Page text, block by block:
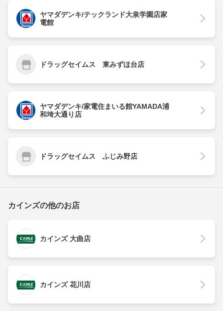
ヤマダデンキ/テックランド大泉学園店家
電館
ドラッグセイムス 東みずほ台店
ヤマダデンキ/家電住まいる館YAMADA浦
和埼大通り店
ドラッグセイムス ふじみ野店
カインズの他のお店
カインズ 大曲店
カインズ 花川店